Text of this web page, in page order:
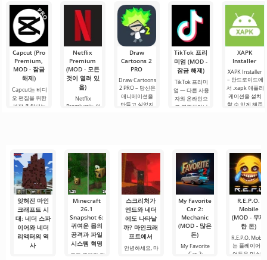
가 여러분! 오늘
저는 상상의 흰
가운을 입기로
했습니다 그리
하는 데 도움을
주며, 그와 친구
가 되어야 한다
는 것을 알고 있
습니다. 그가 도
움을 주도록.
크래프트 세계
에서는 항상 무
언가가 일어납
니다: 새로운 블
록, 신비로운 생
물 군계, 그리고.
글을 쓰는 동안
에도 감정이 북
받쳐 오릅니다.
오늘은 단순한
리뷰가 아닙니
다 — 이것은 저
의.
Minecraft의 기
본 키를 사용하
면 필요한 요소
를 선택하고, 기
능, 인벤토리 또
는 주변 물체와
Capcut (Pro
Premium,
MOD - 잠금
해제)
Capcut는 비디
오 편집을 위한
가장 추천되는
장합니다. 많은
사용자에게 무
료 버전은 모든
편집 요구를
Netflix
Premium
(MOD - 모든
것이 열려 있
음)
Netflix
Premium는 안
있는 서비스 중
하나입니다. 이
곳에는 최신 미
디어 제품뿐만
아니라
Draw
Cartoons 2
PRO
Draw Cartoons
2 PRO – 당신은
애니메이션을
만들고 싶었지
에 달려 있습니
다. 복잡한
TikTok 프리
미엄 (MOD -
잠금 해제)
TikTok 프리미
엄 — 다른 사용
자와 온라인으
로 연결하거나
나 힘든 하루를.
XAPK
Installer
XAPK Installer
– 안드로이드에
서 .xapk 애플리
케이션을 설치
할 수 있게 해줍
시작할 수
잊혀진 마인
크래프트 시
대: 네더 스파
이어와 네더
리액터의 역
사
Minecraft
26.1
Snapshot 6:
귀여운 몹의
공격과 파일
시스템 혁명
모든 광부와 건
스크리처가
엔드와 네더
에도 나타날
까? 마인크래
프트에서
안녕하세요, 마
My Favorite
Car 2:
Mechanic
(MOD - 많은
돈)
My Favorite
Car 2:
R.E.P.O.
Mobile
(MOD - 무제
한 돈)
R.E.P.O. Mobile
는 플레이어를
어두운 미스터